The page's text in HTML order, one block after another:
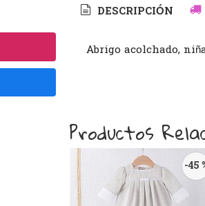
DESCRIPCIÓN
Abrigo acolchado,
Productos
-45